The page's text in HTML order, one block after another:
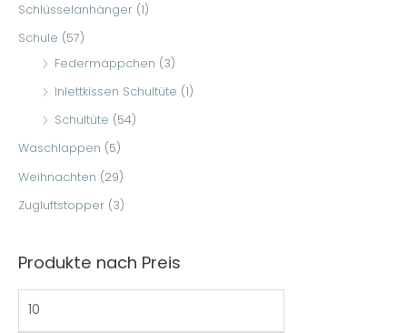
Schlüsselanhänger (1)
Schule (57)
Federmäppchen (3)
Inlettkissen Schultüte (1)
Schultüte (54)
Waschlappen (5)
Weihnachten (29)
Zugluftstopper (3)
Produkte nach Preis